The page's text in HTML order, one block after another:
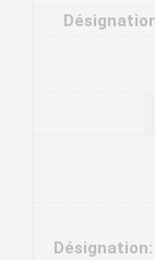
Désignation: